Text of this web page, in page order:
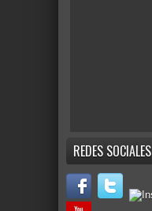
REDES SOCIALES